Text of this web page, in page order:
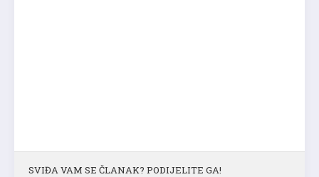
SVIĐA VAM SE ČLANAK? PODIJELITE GA!